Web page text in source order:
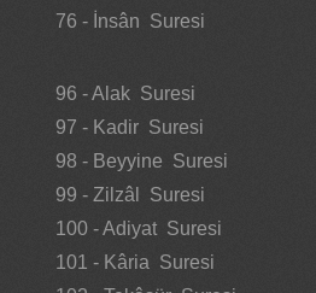
76 - İnsân Suresi
96 - Alak Suresi
97 - Kadir Suresi
98 - Beyyine Suresi
99 - Zilzâl Suresi
100 - Adiyat Suresi
101 - Kâria Suresi